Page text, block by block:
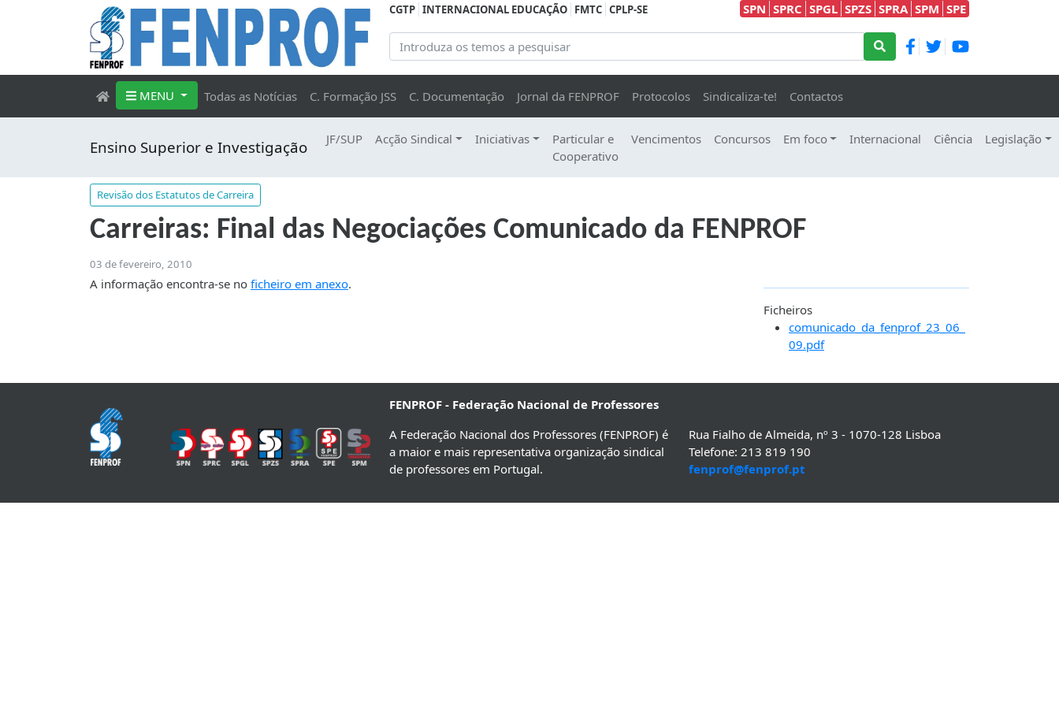
CGTP INTERNACIONAL EDUCAÇÃO FMTC CPLP-SE SPN SPRC SPGL SPZS SPRA SPM SPE
MENU Todas as Notícias C. Formação JSS C. Documentação Jornal da FENPROF Protocolos Sindicaliza-te! Contactos
Ensino Superior e Investigação JF/SUP Acção Sindical Iniciativas
Particular e
Cooperativo
Vencimentos Concursos Em foco Internacional Ciência Legislação
Revisão dos Estatutos de Carreira
Carreiras: Final das Negociações Comunicado da FENPROF
03 de fevereiro, 2010
A informação encontra-se no ficheiro em anexo.
Ficheiros
comunicado_da_fenprof_23_06_
09.pdf
FENPROF - Federação Nacional de Professores
A Federação Nacional dos Professores (FENPROF) é
a maior e mais representativa organização sindical
de professores em Portugal.
Rua Fialho de Almeida, nº 3 - 1070-128 Lisboa
Telefone: 213 819 190
fenprof@fenprof.pt